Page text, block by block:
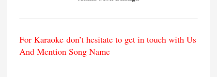
For Karaoke don’t hesitate to get in touch with Us
And Mention Song Name